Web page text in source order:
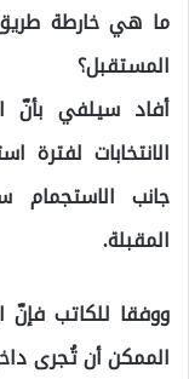
ما هي خارطة طريق
المستقبل؟
أفاد سيلفي بأنّ
الانتخابات لفترة
جانب الاستجمام
المقبلة.
ووفقا للكاتب فإنّ
الممكن أن تُجرى